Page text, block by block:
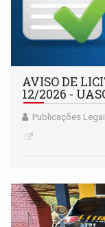
AVISO DE
12/2026 -
Publicações